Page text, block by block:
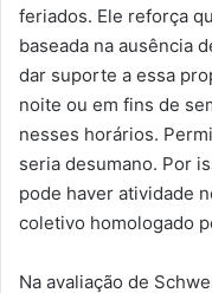
feriados. Ele reforça
baseada na ausência
dar suporte a essa
noite ou em fins de
nesses horários.
seria desumano. Por
pode haver atividade
coletivo homologado
Na avaliação de